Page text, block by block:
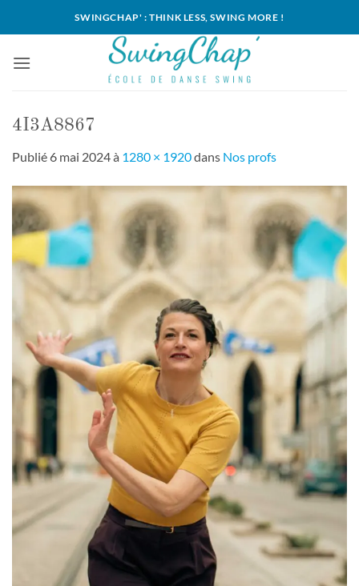
SWINGCHAP' : THINK LESS, SWING MORE !
4I3A8867
Publié 6 mai 2024à 1280 × 1920dans Nos profs